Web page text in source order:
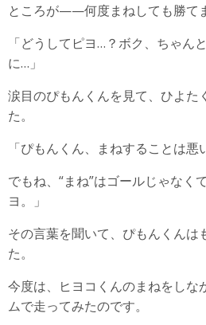
ところが——何度まねしても勝て
「どうしてピヨ…？ボク、ちゃん
に…」
涙目のぴもんくんを見て、ひよた
た。
「ぴもんくん、まねすることは悪
でもね、“まね”はゴールじゃなく
ヨ。」
その言葉を聞いて、ぴもんくんは
た。
今度は、ヒヨコくんのまねをしな
ムで走ってみたのです。